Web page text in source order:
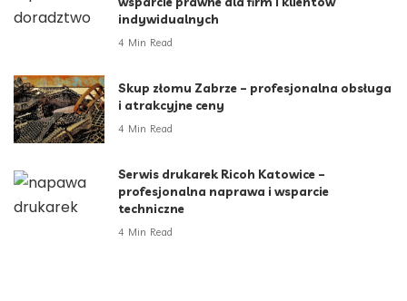
indywidualnych
4 Min Read
Skup złomu Zabrze – profesjonalna obsługa
i atrakcyjne ceny
4 Min Read
Serwis drukarek Ricoh Katowice –
profesjonalna naprawa i wsparcie
techniczne
4 Min Read